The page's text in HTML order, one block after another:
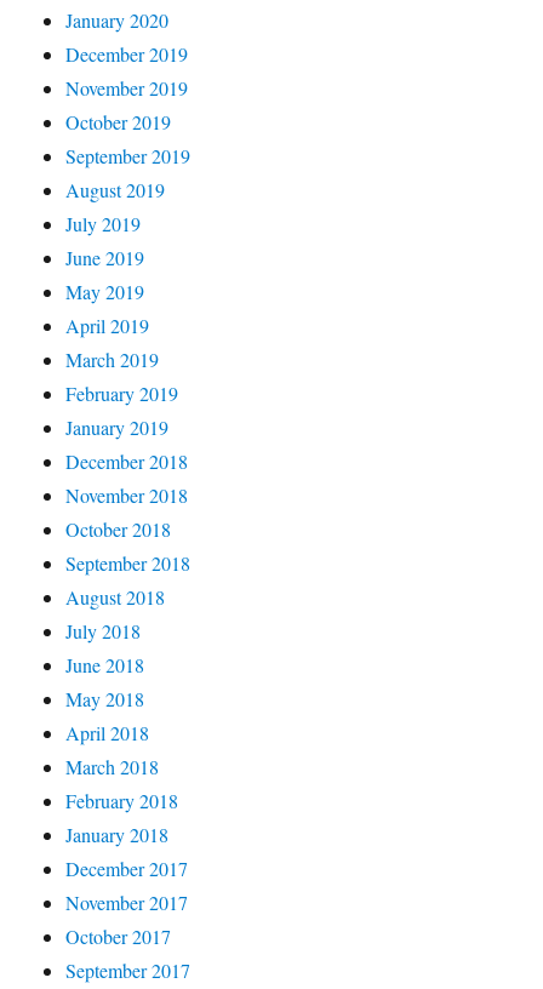
January 2020
December 2019
November 2019
October 2019
September 2019
August 2019
July 2019
June 2019
May 2019
April 2019
March 2019
February 2019
January 2019
December 2018
November 2018
October 2018
September 2018
August 2018
July 2018
June 2018
May 2018
April 2018
March 2018
February 2018
January 2018
December 2017
November 2017
October 2017
September 2017